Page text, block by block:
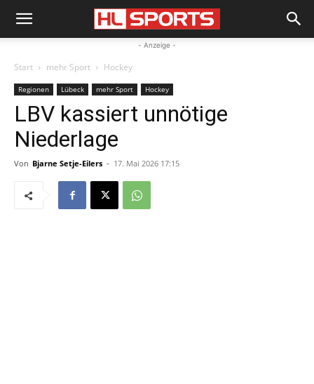
- Anzeige -
Start mehr Sport Hockey
Regionen Lübeck mehr Sport Hockey
LBV kassiert unnötige
Niederlage
Von Bjarne Setje-Eilers - 17. Mai 2026 17:15